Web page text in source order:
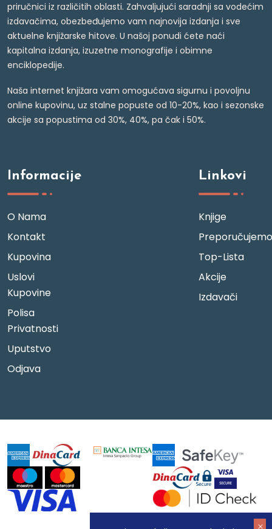
priručnici iz različitih oblasti. Zahvaljujući saradnji sa vodećim
izdavačima, obezbeđujemo vam najnovija izdanja i sve
aktuelne knjižarske hitove. U našoj ponudi ćete naći
kapitalna izdanja, izuzetne monografije i obimne
enciklopedije.
Naša internet knjižara vam omogućava sigurnu i povoljnu
online kupovinu, uz stalne popuste od 10-20%, kao i sezonske
akcije sa popustima od 30%, 40%, pa čak i 50%.
Informacije
O Nama
Kontakt
Kupovina
Uslovi
Kupovine
Polisa
Privatnosti
Uputstvo
Odjava
Linkovi
Knjige
Preporučujemo
Top-Lista
Akcije
Izdavači